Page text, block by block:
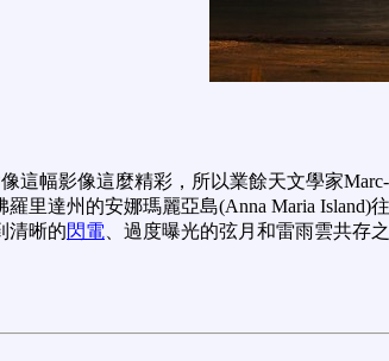
這幅影像這麼精彩，所以業餘天文學家
里達州的安娜瑪麗亞島(Anna Maria Island)
清晰的閃電、過度曝光的弦月和雷雨雲共存